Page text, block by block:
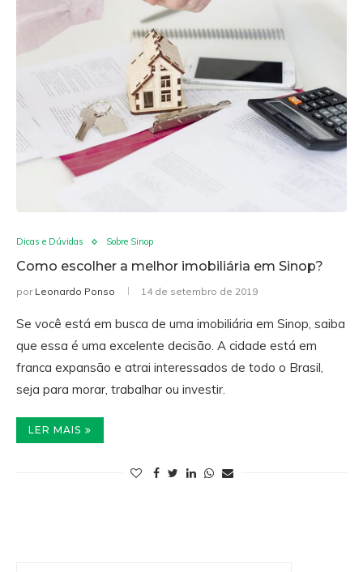
Dicas e Dúvidas Sobre Sinop
Como escolher a melhor imobiliária em Sinop?
por Leonardo Ponso 14 de setembro de 2019
Se você está em busca de uma imobiliária em Sinop, saiba
que essa é uma excelente decisão. A cidade está em
franca expansão e atrai interessados de todo o Brasil,
seja para morar, trabalhar ou investir.
LER MAIS